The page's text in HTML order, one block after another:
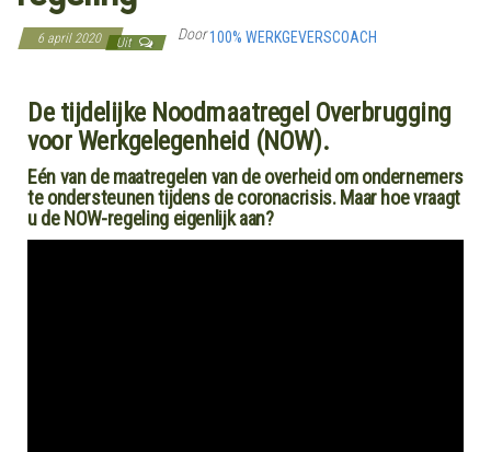
6 april 2020 Uit Door100% WERKGEVERSCOACH
De tijdelijke Noodmaatregel Overbrugging
voor Werkgelegenheid (NOW).
Eén van de maatregelen van de overheid om ondernemers
te ondersteunen tijdens de coronacrisis. Maar hoe vraagt
u de NOW-regeling eigenlijk aan?